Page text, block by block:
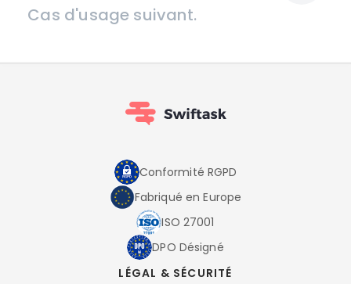
Cas d'usage suivant.
Conformité RGPD
Fabriqué en Europe
ISO 27001
DPO Désigné
LÉGAL & SÉCURITÉ